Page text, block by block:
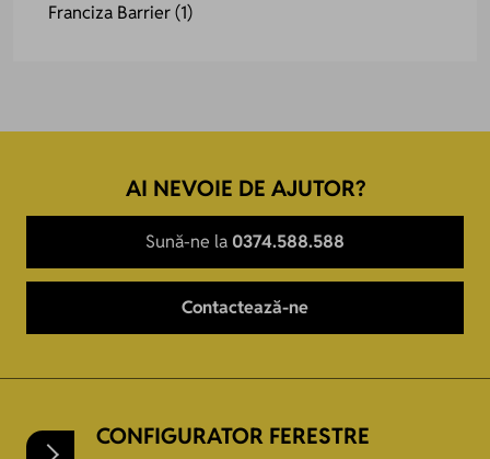
Franciza Barrier(1)
AI NEVOIE DE AJUTOR?
Sună-ne la 0374.588.588
Contactează-ne
CONFIGURATOR FERESTRE